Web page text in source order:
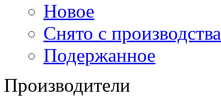
Новое
Снято с производства
Подержанное
Производители